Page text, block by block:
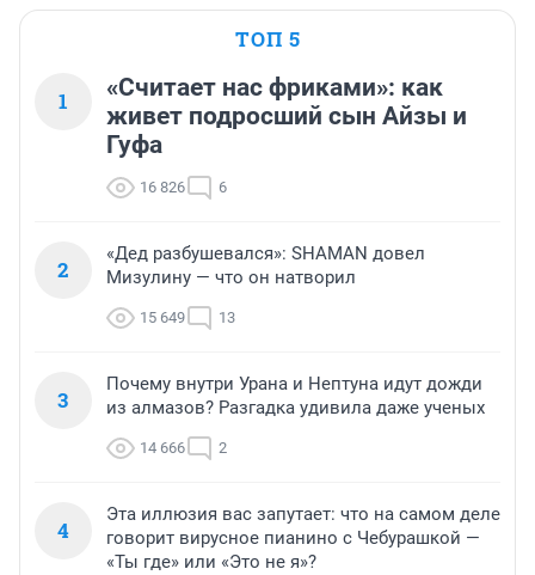
ТОП 5
1
«Считает нас фриками»: как
живет подросший сын Айзы и
Гуфа
16 826 6
2
«Дед разбушевался»: SHAMAN довел
Мизулину — что он натворил
15 649 13
3
Почему внутри Урана и Нептуна идут дожди
из алмазов? Разгадка удивила даже ученых
14 666 2
4
Эта иллюзия вас запутает: что на самом деле
говорит вирусное пианино с Чебурашкой —
«Ты где» или «Это не я»?